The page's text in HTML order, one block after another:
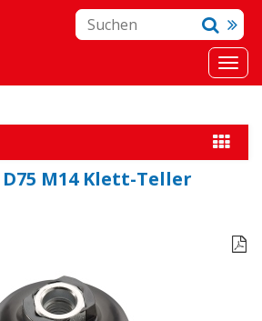
D75 M14 Klett-Teller
